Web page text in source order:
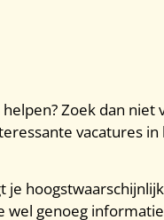
Zoek dan niet
vacatures
je
wel genoeg